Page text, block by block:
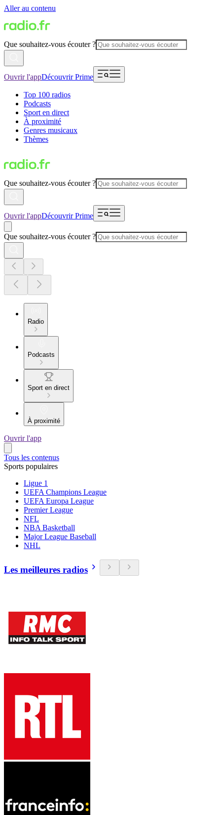
Aller au contenu
Que souhaitez-vous écouter ?
Ouvrir l'appDécouvrir Prime
Top 100 radios
Podcasts
Sport en direct
À proximité
Genres musicaux
Thèmes
Que souhaitez-vous écouter ?
Ouvrir l'appDécouvrir Prime
Que souhaitez-vous écouter ?
Radio
Podcasts
Sport en direct
À proximité
Ouvrir l'app
Tous les contenus
Sports populaires
Ligue 1
UEFA Champions League
UEFA Europa League
Premier League
NFL
NBA Basketball
Major League Baseball
NHL
Les meilleures radios